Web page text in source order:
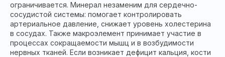
ограничивается. Минерал незаменим для сердечно-
сосудистой системы: помогает контролировать
артериальное давление, снижает уровень холестерина
в сосудах. Также макроэлемент принимает участие в
процессах сокращаемости мышц и в возбудимости
нервных тканей. Если возникает дефицит кальция, кости